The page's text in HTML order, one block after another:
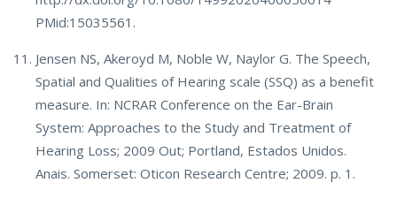
PMid:15035561.
Jensen NS, Akeroyd M, Noble W, Naylor G. The Speech,
Spatial and Qualities of Hearing scale (SSQ) as a benefit
measure. In: NCRAR Conference on the Ear-Brain
System: Approaches to the Study and Treatment of
Hearing Loss; 2009 Out; Portland, Estados Unidos.
Anais. Somerset: Oticon Research Centre; 2009. p. 1.